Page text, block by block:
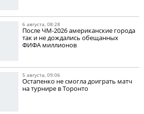
6 августа, 08:28
После ЧМ-2026 американские города
так и не дождались обещанных
ФИФА миллионов
5 августа, 09:06
Остапенко не смогла доиграть матч
на турнире в Торонто